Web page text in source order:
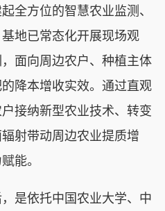
全方位的智慧农业监测、
地已常态化开展现场观
面向周边农户、种植主体
降本增收实效。通过直观
接纳新型农业技术、转变
射带动周边农业提质增
能。
依托中国农业大学、中